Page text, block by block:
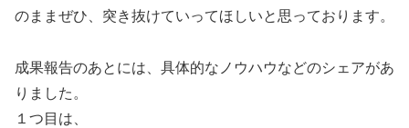
のままぜひ、突き抜けていってほしいと思っております。
成果報告のあとには、具体的なノウハウなどのシェアがあ
りました。
１つ目は、